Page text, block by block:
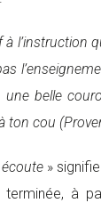
l’instruction
une belle
ton cou
écoute»
terminée, à